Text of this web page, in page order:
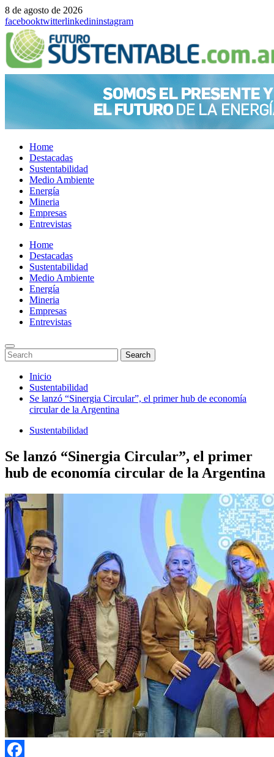
8 de agosto de 2026
facebooktwitterlinkedininstagram
Home
Destacadas
Sustentabilidad
Medio Ambiente
Energía
Mineria
Empresas
Entrevistas
Menu
Home
Destacadas
Sustentabilidad
Medio Ambiente
Energía
Mineria
Empresas
Entrevistas
Enter
Keyword
Search
for:
Search
Search
Saltar
contenido
Inicio
Sustentabilidad
Se lanzó “Sinergia Circular”, el primer hub de economía
circular de la Argentina
Sustentabilidad
Se lanzó “Sinergia Circular”, el primer
hub de economía circular de la Argentina